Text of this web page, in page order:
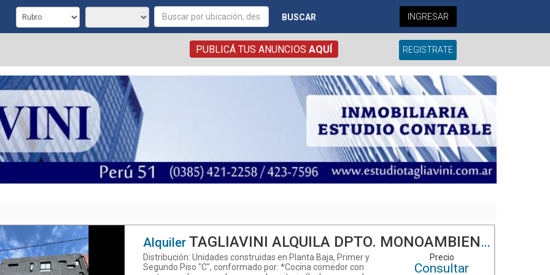
BUSCAR INGRESAR
PUBLICÁ TUS ANUNCIOS AQUÍ REGISTRATE
Alquiler TAGLIAVINI ALQUILA DPTO. MONOAMBIENTES - Bº CONGRESO - SANTA FE Nº 219 - ENTRE CALLE SAN MARTIN Y AV
Distribución: Unidades construidas en Planta Baja, Primer y
Segundo Piso "C", conformado por: *Cocina comedor con
Precio
Consultar